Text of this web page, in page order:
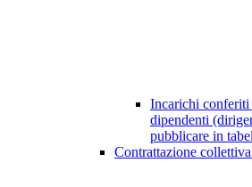
Incarichi conferiti
dipendenti
pubblicare in
Contrattazione collettiva